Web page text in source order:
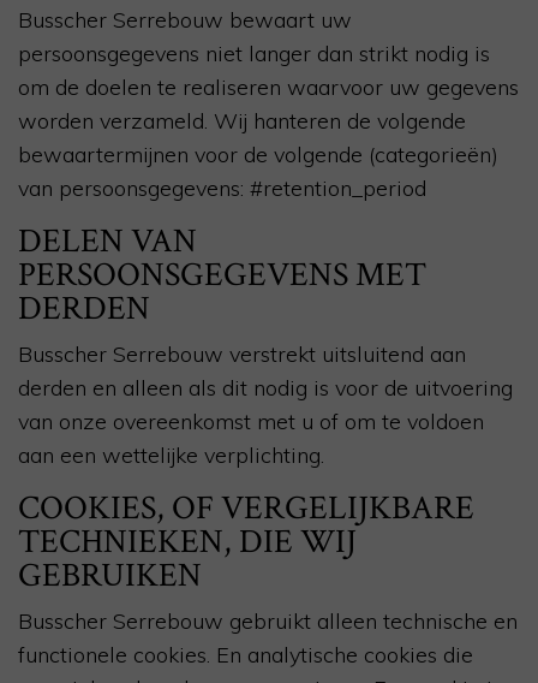
Busscher Serrebouw bewaart uw
persoonsgegevens niet langer dan strikt nodig is
om de doelen te realiseren waarvoor uw gegevens
worden verzameld. Wij hanteren de volgende
bewaartermijnen voor de volgende (categorieën)
van persoonsgegevens: #retention_period
DELEN VAN
PERSOONSGEGEVENS MET
DERDEN
Busscher Serrebouw verstrekt uitsluitend aan
derden en alleen als dit nodig is voor de uitvoering
van onze overeenkomst met u of om te voldoen
aan een wettelijke verplichting.
COOKIES, OF VERGELIJKBARE
TECHNIEKEN, DIE WIJ
GEBRUIKEN
Busscher Serrebouw gebruikt alleen technische en
functionele cookies. En analytische cookies die